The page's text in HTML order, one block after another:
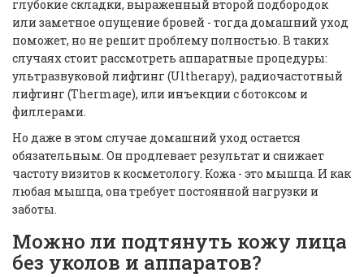
глубокие складки, выраженный второй подбородок
или заметное опущение бровей - тогда домашний уход
поможет, но не решит проблему полностью. В таких
случаях стоит рассмотреть аппаратные процедуры:
ультразвуковой лифтинг (Ultherapy), радиочастотный
лифтинг (Thermage), или инъекции с ботоксом и
филлерами.
Но даже в этом случае домашний уход остается
обязательным. Он продлевает результат и снижает
частоту визитов к косметологу. Кожа - это мышца. И как
любая мышца, она требует постоянной нагрузки и
заботы.
Можно ли подтянуть кожу лица
без уколов и аппаратов?